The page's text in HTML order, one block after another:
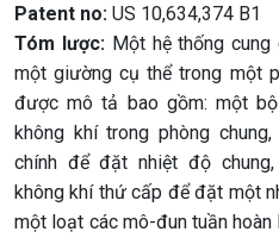
Patent no: US 10,634,374 B1
Tóm lược:Một hệ thống cung
một giường cụ thể trong một
được mô tả bao gồm: một
không khí trong phòng
chính để đặt nhiệt độ
không khí thứ cấp để đặt một
một loạt các mô-đun tuần